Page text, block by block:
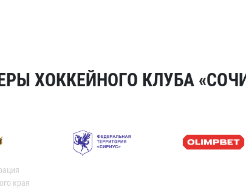
ХОККЕЙНОГО КЛУБА
края